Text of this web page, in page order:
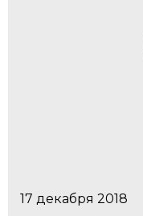
17 декабря 2018